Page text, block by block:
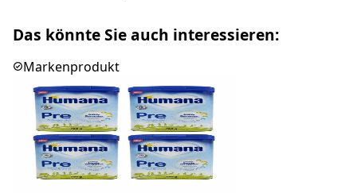
Das könnte Sie auch interessieren:
Markenprodukt